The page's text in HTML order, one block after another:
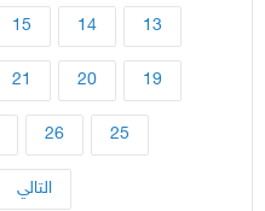
13
14
15
19
20
21
25
26
التالي